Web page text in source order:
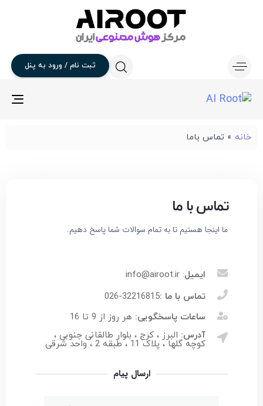
ثبت نام / ورود به پنل
خانه » تماس باما
تماس با ما
ما اینجا هستیم تا به تمام سوالات شما پاسخ دهیم.
ایمیل: info@airoot.ir
تماس با ما :026-32216815
ساعات پاسخگویی: هر روز از 9 تا 16
آدرس: البرز ، کرج ، بلوار طالقانی جنوبی ،
کوچه گلها ، پلاک 11 ، طبقه 2 ، واحد شرقی
ارسال پیام